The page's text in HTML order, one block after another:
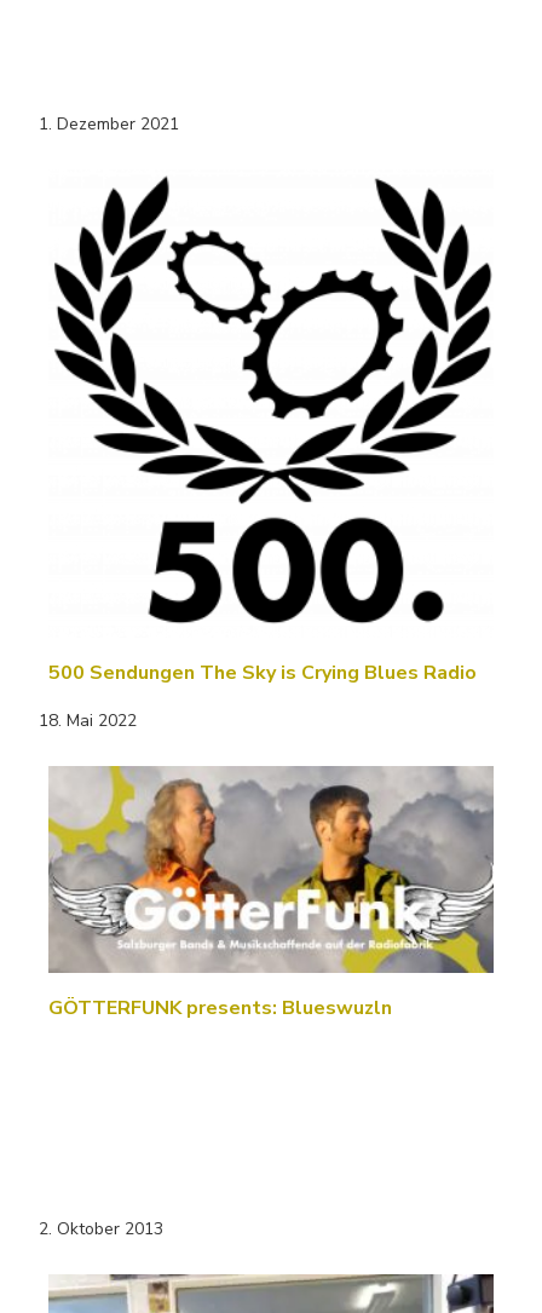
1. Dezember 2021
500 Sendungen The Sky is Crying Blues Radio
18. Mai 2022
GÖTTERFUNK presents: Blueswuzln
2. Oktober 2013